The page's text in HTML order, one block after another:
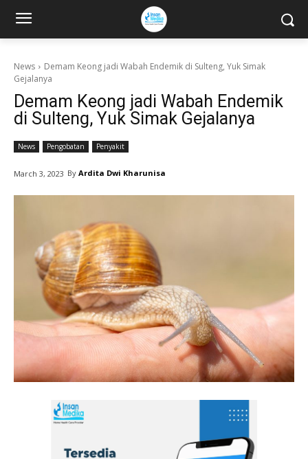
News
Demam Keong jadi Wabah Endemik di Sulteng, Yuk Simak
Gejalanya
Demam Keong jadi Wabah Endemik
di Sulteng, Yuk Simak Gejalanya
News Pengobatan Penyakit
March 3, 2023 By Ardita Dwi Kharunisa